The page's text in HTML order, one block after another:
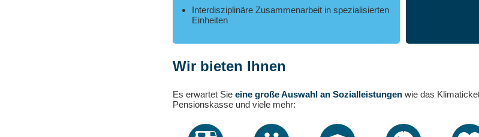
Interdisziplinäre Zusammenarbeit in spezialisierten
Einheiten
Wir bieten Ihnen
Es erwartet Sie eine große Auswahl an Sozialleistungen wie das
Pensionskasse und viele mehr: